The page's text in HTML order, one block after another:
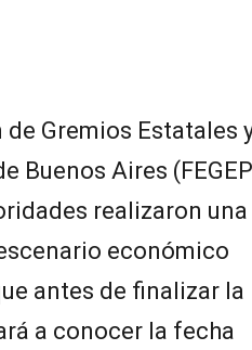
Gremios Estatales
Buenos Aires
realizaron una
económico
antes de finalizar la
a conocer la fecha